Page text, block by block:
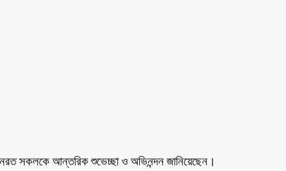
সকলকে আন্তরিক শুভেচ্ছা ও অভিনন্দন জানিয়েছেন।